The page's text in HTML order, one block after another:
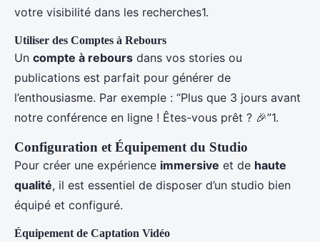
votre visibilité dans les recherches1.
Utiliser des Comptes à Rebours
Un compte à rebours dans vos stories ou
publications est parfait pour générer de
l’enthousiasme. Par exemple : “Plus que 3 jours avant
notre conférence en ligne ! Êtes-vous prêt ? 🎉”1.
Configuration et Équipement du Studio
Pour créer une expérience immersive et de haute
qualité, il est essentiel de disposer d’un studio bien
équipé et configuré.
Équipement de Captation Vidéo